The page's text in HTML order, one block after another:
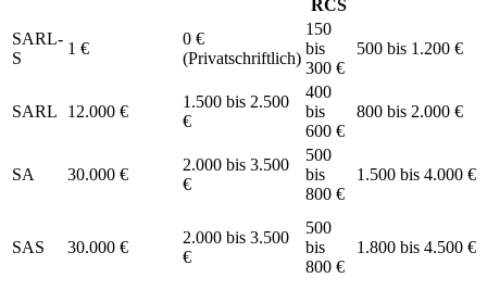
RCS
SARL-
S
1 €
0 €
(Privatschriftlich)
150
bis
300 €
500 bis 1.200 €
SARL 12.000 €
1.500 bis 2.500
€
400
bis
600 €
800 bis 2.000 €
SA 30.000 €
2.000 bis 3.500
€
500
bis
800 €
1.500 bis 4.000 €
SAS 30.000 €
2.000 bis 3.500
€
500
bis
800 €
1.800 bis 4.500 €